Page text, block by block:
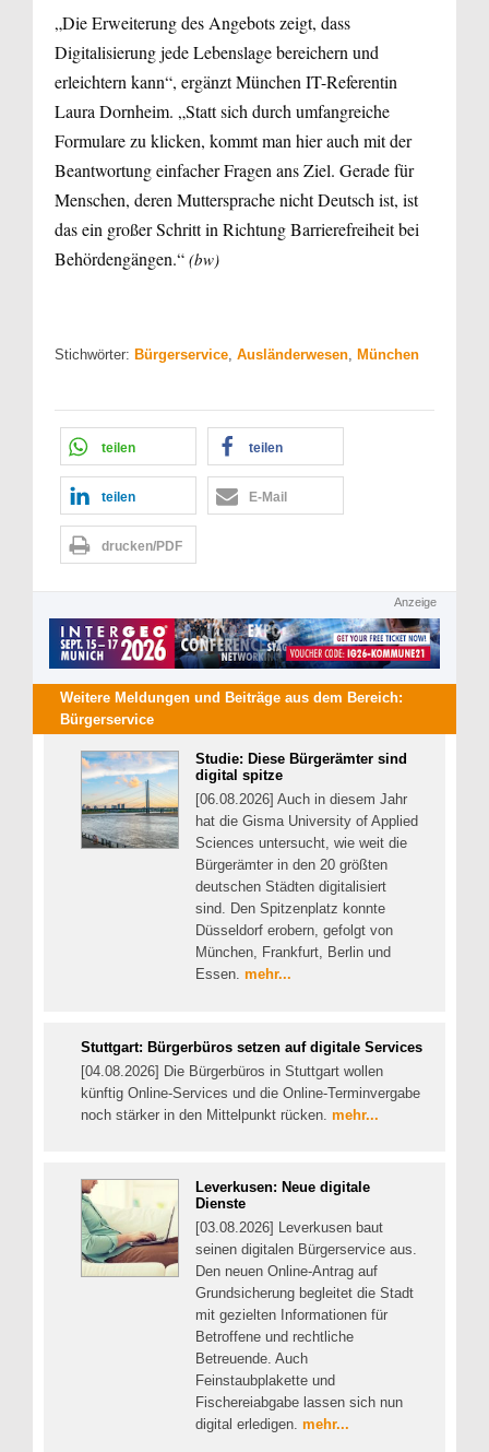
„Die Erweiterung des Angebots zeigt, dass
Digitalisierung jede Lebenslage bereichern und
erleichtern kann“, ergänzt München IT-Referentin
Laura Dornheim. „Statt sich durch umfangreiche
Formulare zu klicken, kommt man hier auch mit der
Beantwortung einfacher Fragen ans Ziel. Gerade für
Menschen, deren Muttersprache nicht Deutsch ist, ist
das ein großer Schritt in Richtung Barrierefreiheit bei
Behördengängen.“ (bw)
Stichwörter: Bürgerservice Ausländerwesen München
teilen teilen
teilen E-Mail
drucken/PDF
Anzeige
Weitere Meldungen und Beiträge aus dem Bereich:
Bürgerservice
Studie: Diese Bürgerämter sind
digital spitze
[06.08.2026] Auch in diesem Jahr
hat die Gisma University of Applied
Sciences untersucht, wie weit die
Bürgerämter in den 20 größten
deutschen Städten digitalisiert
sind. Den Spitzenplatz konnte
Düsseldorf erobern, gefolgt von
München, Frankfurt, Berlin und
Essen. mehr...
Stuttgart: Bürgerbüros setzen auf digitale Services
[04.08.2026] Die Bürgerbüros in Stuttgart wollen
künftig Online-Services und die Online-Terminvergabe
noch stärker in den Mittelpunkt rücken. mehr...
Leverkusen: Neue digitale
Dienste
[03.08.2026] Leverkusen baut
seinen digitalen Bürgerservice aus.
Den neuen Online-Antrag auf
Grundsicherung begleitet die Stadt
mit gezielten Informationen für
Betroffene und rechtliche
Betreuende. Auch
Feinstaubplakette und
Fischereiabgabe lassen sich nun
digital erledigen. mehr...